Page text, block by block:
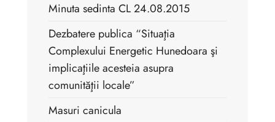
Minuta sedinta CL 24.08.2015
Dezbatere publica “Situaţia
Complexului Energetic Hunedoara şi
implicaţiile acesteia asupra
comunităţii locale”
Masuri canicula